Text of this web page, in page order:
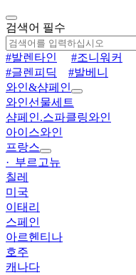
검색어 필수
#발렌타인
#조니워커
#글렌피딕
#발베니
와인&샴페인
와인선물세트
샴페인.스파클링와인
아이스와인
프랑스
· 부르고뉴
칠레
미국
이태리
스페인
아르헨티나
호주
캐나다